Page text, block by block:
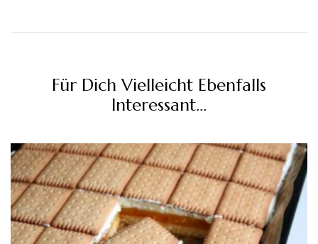
Für Dich Vielleicht Ebenfalls
Interessant...